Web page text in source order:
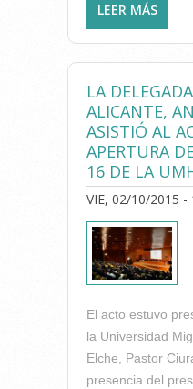
LEER MÁS
LA
ALICANTE,
ASISTIÓ AL
APERTURA
16 DE LA
VIE, 02/10/2015 -
El acto estuvo
la Universidad
Elche, Pastor
presencia del